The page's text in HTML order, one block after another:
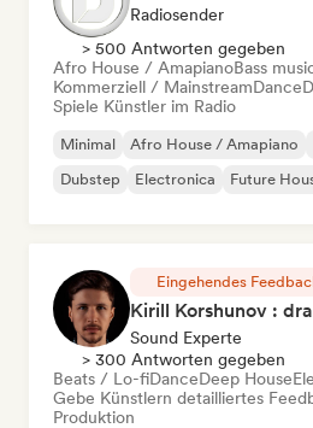
Radiosender
> 500 Antworten gegeben
Afro House / AmapianoBass
Kommerziell / MainstreamDance
Spiele Künstler im Radio
Minimal Afro House / Amapiano
Dubstep
Electronica Future
Eingehendes
Kirill Korshunov :
Sound Experte
> 300 Antworten gegeben
Beats / Lo-fiDanceDeep House
Gebe Künstlern detailliertes
Produktion